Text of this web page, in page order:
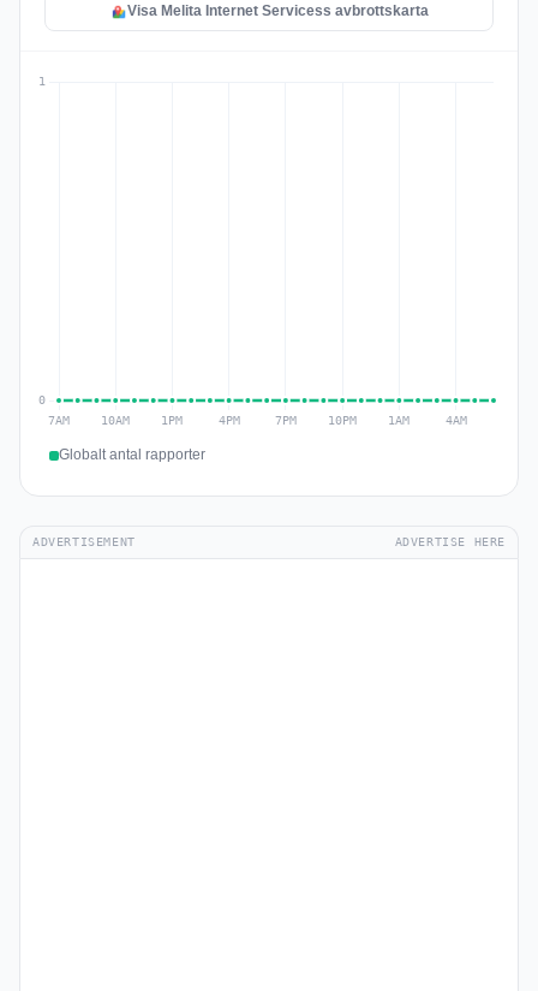
Visa Melita Internet Servicess avbrottskarta
Globalt antal rapporter
ADVERTISEMENT ADVERTISE HERE